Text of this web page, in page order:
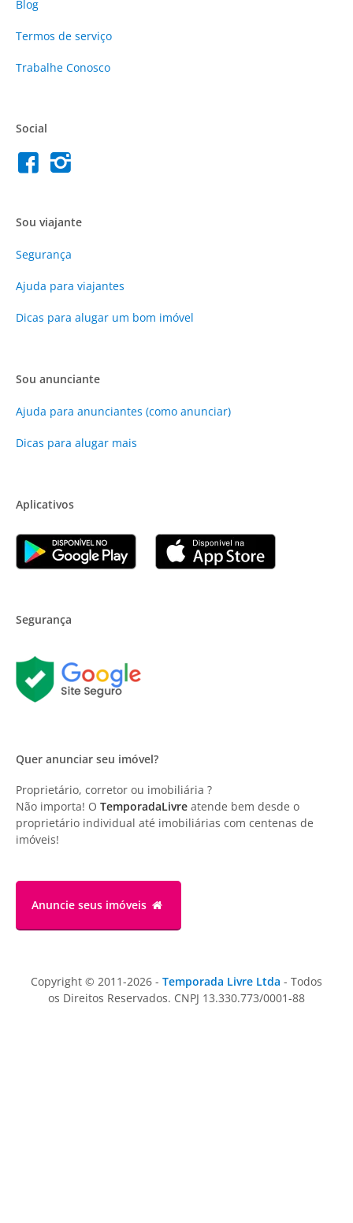
Blog
Termos de serviço
Trabalhe Conosco
Social
Sou viajante
Segurança
Ajuda para viajantes
Dicas para alugar um bom imóvel
Sou anunciante
Ajuda para anunciantes (como anunciar)
Dicas para alugar mais
Aplicativos
Segurança
Quer anunciar seu imóvel?
Proprietário, corretor ou imobiliária ?
Não importa! O TemporadaLivre atende bem desde o
proprietário individual até imobiliárias com centenas de
imóveis!
Anuncie seus imóveis
Copyright © 2011-2026 - Temporada Livre Ltda - Todos
os Direitos Reservados. CNPJ 13.330.773/0001-88